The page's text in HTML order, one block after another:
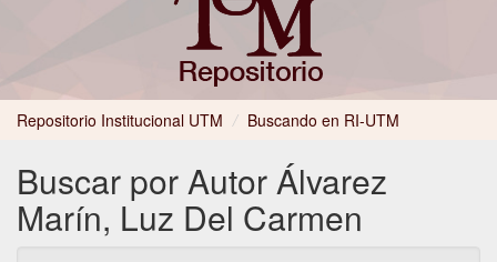
Repositorio Institucional UTM / Buscando en RI-UTM
Buscar por Autor Álvarez
Marín, Luz Del Carmen